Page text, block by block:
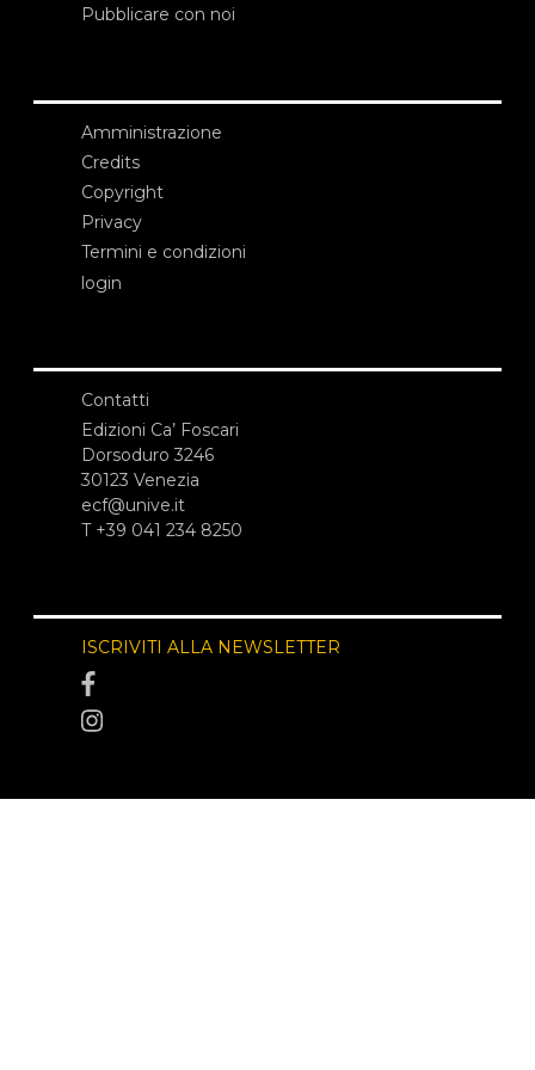
Pubblicare con noi
Amministrazione
Credits
Copyright
Privacy
Termini e condizioni
login
Contatti
Edizioni Ca’ Foscari
Dorsoduro 3246
30123 Venezia
ecf@unive.it
T +39 041 234 8250
ISCRIVITI ALLA NEWSLETTER